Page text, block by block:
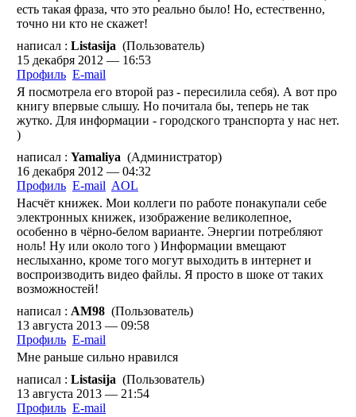
есть такая фраза, что это реально было! Но, естественно,
точно ни кто не скажет!
написал : Listasija (Пользователь)
15 декабря 2012 — 16:53
Профиль E-mail
Я посмотрела его второй раз - пересилила себя). А вот про
книгу впервые слышу. Но почитала бы, теперь не так
жутко. Для информации - городского транспорта у нас нет.
)
написал : Yamaliya (Администратор)
16 декабря 2012 — 04:32
Профиль E-mail AOL
Насчёт книжек. Мои коллеги по работе понакупали себе
электронных книжек, изображение великолепное,
особенно в чёрно-белом варианте. Энергии потребляют
ноль! Ну или около того ) Информации вмещают
неслыханно, кроме того могут выходить в интернет и
воспроизводить видео файлы. Я просто в шоке от таких
возможностей!
написал : AM98 (Пользователь)
13 августа 2013 — 09:58
Профиль E-mail
Мне раньше сильно нравился
написал : Listasija (Пользователь)
13 августа 2013 — 21:54
Профиль E-mail